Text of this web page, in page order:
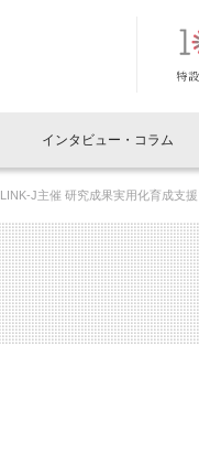
会員開催
・参加
What's
インタビュー・コラム
ベンチャーイ
サポーターコ
スリリース
関連
Why in
サポーター紹
パンフレット
特別会員につ
オフィス・ラ
J主催 研究成果実用化育成支